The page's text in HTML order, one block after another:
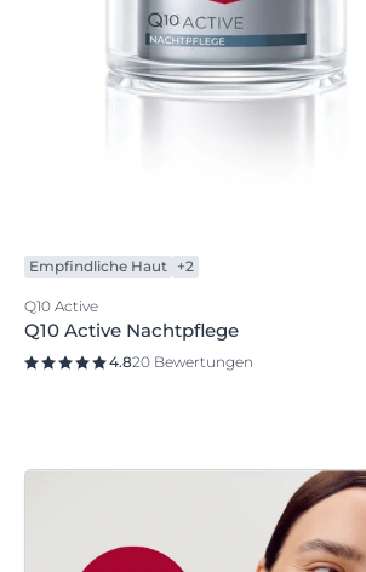
Empfindliche Haut +2
Q10 Active
Q10 Active Nachtpflege
4.820 Bewertungen